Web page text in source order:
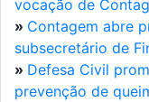
vocação de
» Contagem abre
subsecretário de
» Defesa Civil
prevenção de